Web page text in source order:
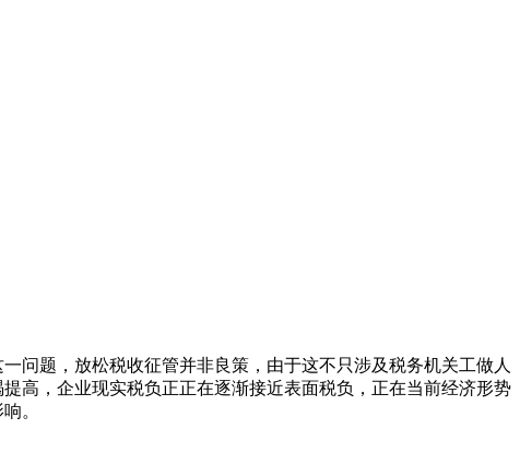
问题，放松税收征管并非良策，由于这不只涉及税务机关工做人
高，企业现实税负正正在逐渐接近表面税负，正在当前经济形势
。